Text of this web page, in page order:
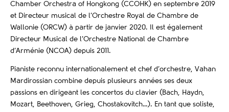
Chamber Orchestra of Hongkong (CCOHK) en septembre 2019
et Directeur musical de l’Orchestre Royal de Chambre de
Wallonie (ORCW) à partir de janvier 2020. Il est également
Directeur Musical de l’Orchestre National de Chambre
d’Arménie (NCOA) depuis 2011.
Pianiste reconnu internationalement et chef d’orchestre, Vahan
Mardirossian combine depuis plusieurs années ses deux
passions en dirigeant les concertos du clavier (Bach, Haydn,
Mozart, Beethoven, Grieg, Chostakovitch…). En tant que soliste,